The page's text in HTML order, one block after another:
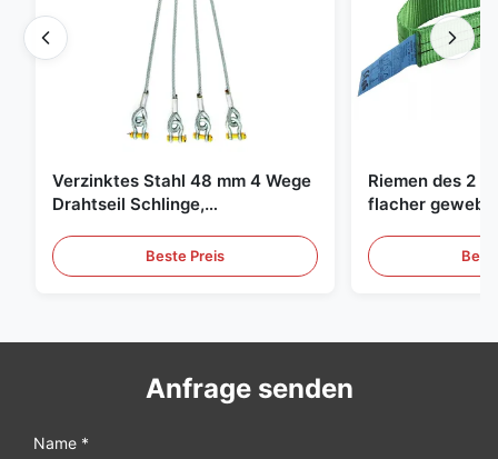
Verzinktes Stahl 48 mm 4 Wege
Drahtseil Schlinge,
Beste Preis
Riemen des 2
flacher
Anfrage senden
Name *